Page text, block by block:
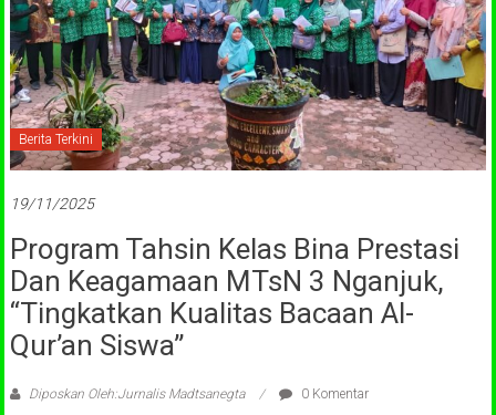
Berita Terkini
19/11/2025
Program Tahsin Kelas Bina Prestasi
Dan Keagamaan MTsN 3 Nganjuk,
“Tingkatkan Kualitas Bacaan Al-
Qur’an Siswa”
Diposkan Oleh:Jurnalis Madtsanegta 0 Komentar